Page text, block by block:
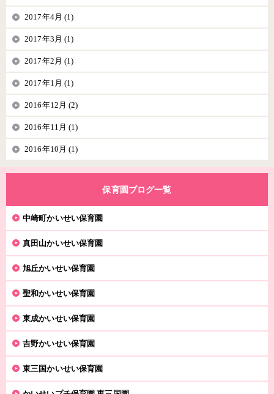
2017年4月 (1)
2017年3月 (1)
2017年2月 (1)
2017年1月 (1)
2016年12月 (2)
2016年11月 (1)
2016年10月 (1)
保育園ブログ一覧
中崎町かいせい保育園
真田山かいせい保育園
旭丘かいせい保育園
聖和かいせい保育園
東成かいせい保育園
吉野かいせい保育園
東三国かいせい保育園